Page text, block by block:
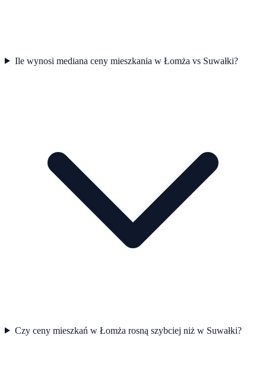
Ile wynosi mediana ceny mieszkania w Łomża vs Suwałki?
Czy ceny mieszkań w Łomża rosną szybciej niż w Suwałki?